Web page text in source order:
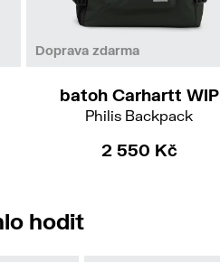
Doprava zdarma
batoh Carhartt WIP
Philis Backpack
2 550 Kč
hodit